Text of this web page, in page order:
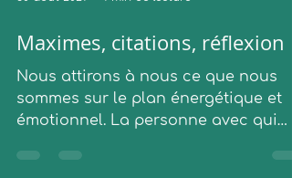
30 août 2021 1 min de lecture
Maximes, citations, réflexion
Nous attirons à nous ce que nous